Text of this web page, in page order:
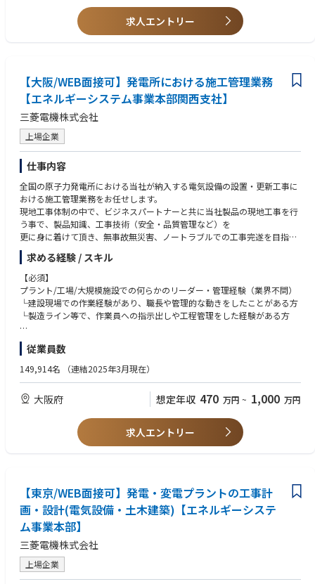
（８）現場での各種行事への参加（安全大会、着工前ミーティングな
どの各種行事）
＜主なアサイン予定地（強化エリア）＞
・福井県（高浜、大飯、敦賀など）
本求人は「関西支社」所属ですが、業務の9割は各発電所等の現場常駐と
なります。
初任地は、現在プロジェクトが活発な福井エリア（高浜・大飯・敦賀）を
想定しております。
ただ、現場の進捗や要員配置の状況によっては、初任地へ配属後、比較的
早い段階（数ヶ月程度など）で別の発電所へアサイン変更となる可能性も
ございます。
＜福利厚生＞
充実の出張手当：当部門では、現地駐在を「転勤」ではなく「長期出張」
として扱います。そのため、出張期間中は日当や宿泊費が支給されます。
●配属部署のミッション
【電力プラント建設センターのミッション】
建設技術の深化と進化により、電力システムの発展と社会課題の解決に貢
献すると共に、プラントの最前線で顧客価値を創造し続ける。
【原子力プラント建設部のミッション】
プラント建設で培った技術力の発揮と事業環境変化への柔軟な対応で、電
力の安定供給と社会課題の解決に貢献すると共に、プラントの最前線で顧
客価値を創造し続ける。
【建設課のミッション】
三菱電機の中の建設部隊として、最もユーザー、ビジネスパートナーに近
い立場を活かし、社内外を円滑につなぐ。
ビジネスパートナーなど、多くの人と関わり業務を進めていく事での達成
感を感じられる。
●事業/製品の強み
・脱炭素電源、エネルギー供給の安定性確保に重要とされている原子力発
電所での業務に携わり、客先やビジネスパートナーと共に作り上げていく
仕事です。
求人エントリー
【大阪/WEB面接可】発電所における施工管理業務
【エネルギーシステム事業本部関西支社】
三菱電機株式会社
上場企業
仕事内容
全国の原子力発電所における当社が納入する電気設備の設置・更新工事に
おける施工管理業務をお任せします。
現地工事体制の中で、ビジネスパートナーと共に当社製品の現地工事を行
う事で、製品知識、工事技術（安全・品質管理など）を
更に身に着けて頂き、無事故無災害、ノートラブルでの工事完遂を目指し
ての業務にあたっていただきます。
≪具体的には…≫
弊課における具体的な業務の代表例は以下となります。現地での施工管理
が主となるため、都度対応が必要な事項も発生しますが、
計画担当者、現地メンバー、ビジネスパートナーで協力して対応していく
事となります。
（１）工事計画書の作成
（２）ビジネスパートナーとの工程、作業エリアなどの調整
（３）製品製作場所との各種調整（納期、仕様、工程など）
（５）工事施工中の作業立会と安全・品質指導
（７）事故、不具合発生時の要因分析、再発防止対応
（８）現場での各種行事への参加（安全大会、着工前ミーティングなどの
サイト全体でバックアップしながらの業務遂行となります。
＜主なアサイン予定地（強化エリア）＞
・福井県（高浜、大飯、敦賀など）
・北海道（泊）
・九州(佐賀・玄海、鹿児島・川内)
・その他、愛媛（伊方）、青森（六ヶ所）、茨城（東海・那珂）など全国
求める経験 / スキル
【必須】
プラント/工場/大規模施設での何らかのリーダー・管理経験（業界不問）
└建設現場での作業経験があり、職長や管理的な動きをしたことがある方
└製造ライン等で、作業員への指示出しや工程管理をした経験がある方
【歓迎要件】
・プラント設備・施設等で施工管理業務（電気、機械、土木）経験のある
方
従業員数
149,914名 （連結2025年3月現在）
大阪府 想定年収 470 万円 ~ 1,000 万円
求人エントリー
【東京/WEB面接可】発電・変電プラントの工事計
画・設計(電気設備・土木建築)【エネルギーシステ
ム事業本部】
三菱電機株式会社
上場企業